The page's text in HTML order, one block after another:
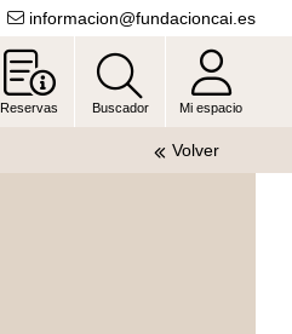
informacion@fundacioncai.es
Reservas Buscador Mi espacio
Volver